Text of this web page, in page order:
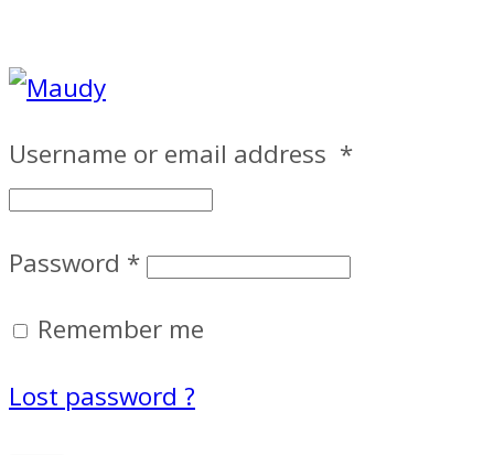
Username or email address *
Password *
Remember me
Lost password ?